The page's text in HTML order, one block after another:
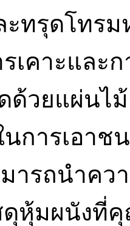
ทรุดโทรม
เคาะและ
ด้วยแผ่นไ
การเอาช
ารถนำค
หุ้มผนังที่คุ